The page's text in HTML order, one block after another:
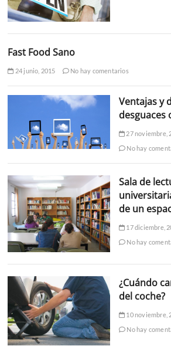
Fast Food Sano
24 junio, 2015 No hay comentarios
Ventajas y
desguaces
27 noviembre,
No hay
Sala de
de un
17 diciembre,
No hay
¿Cuándo
del coche?
10 noviembre,
No hay